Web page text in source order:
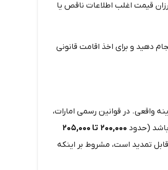
بیشتر از 10000 دلار است و تبلیغات ارزان قیمت اغلب اطلاعات ناقص یا
می‌توانید انجام دهید و برای اخذ اقامت قانونی
است تا یک گزینه واقعی. در قوانین رسمی امارات،
باشد (حدود ۲۰۰,۰۰۰ تا ۲۰۵,۰۰۰
تمدید است، مشروط بر اینکه